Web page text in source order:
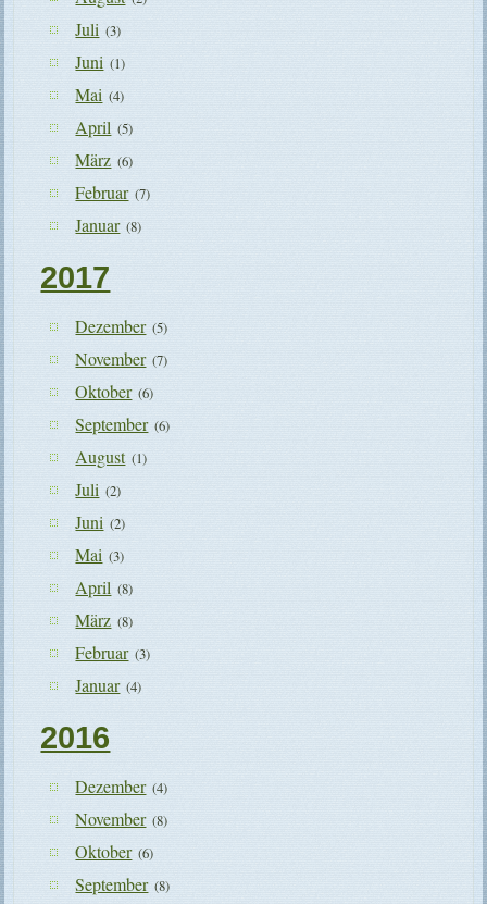
Juli (3)
Juni (1)
Mai (4)
April (5)
März (6)
Februar (7)
Januar (8)
2017
Dezember (5)
November (7)
Oktober (6)
September (6)
August (1)
Juli (2)
Juni (2)
Mai (3)
April (8)
März (8)
Februar (3)
Januar (4)
2016
Dezember (4)
November (8)
Oktober (6)
September (8)